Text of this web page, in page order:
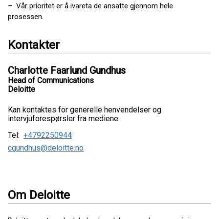
– Vår prioritet er å ivareta de ansatte gjennom hele
prosessen.
Kontakter
Charlotte Faarlund Gundhus
Head of Communications
Deloitte
Kan kontaktes for generelle henvendelser og
intervjuforespørsler fra mediene.
Tel: +4792250944
cgundhus@deloitte.no
Om Deloitte